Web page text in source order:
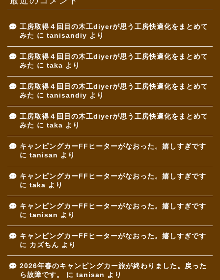
工房取得４回目の木工diyerが思う工房快適化をまとめて
みた に tanisandiy より
工房取得４回目の木工diyerが思う工房快適化をまとめて
みた に taka より
工房取得４回目の木工diyerが思う工房快適化をまとめて
みた に tanisandiy より
工房取得４回目の木工diyerが思う工房快適化をまとめて
みた に taka より
キャンピングカーFFヒーターがなおった。嬉しすぎです
に tanisan より
キャンピングカーFFヒーターがなおった。嬉しすぎです
に taka より
キャンピングカーFFヒーターがなおった。嬉しすぎです
に tanisan より
キャンピングカーFFヒーターがなおった。嬉しすぎです
に カズちん より
2026年春のキャンピングカー旅が終わりました。戻った
ら故障です。
に tanisan より